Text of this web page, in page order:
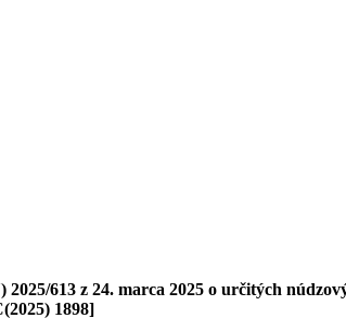
613 z 24. marca 2025 o určitých
1898]